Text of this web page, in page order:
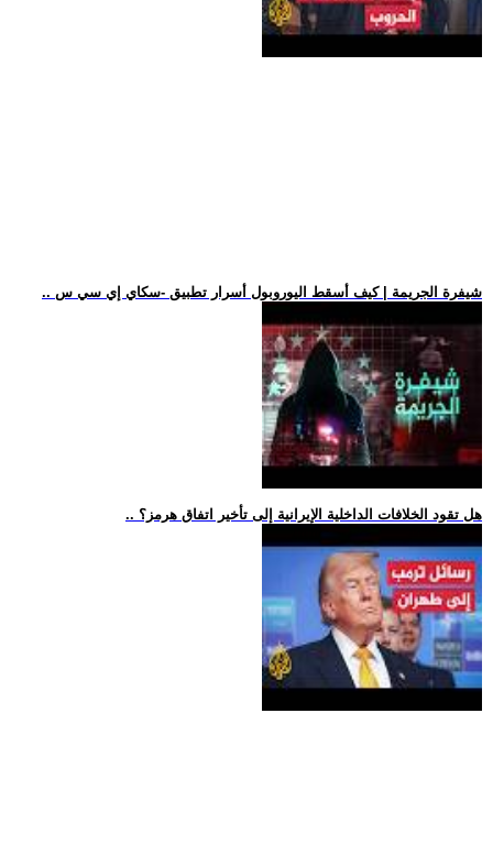
.. شيفرة الجريمة | كيف أسقط اليوروبول أسرار تطبيق -سكاي إي سي س
.. هل تقود الخلافات الداخلية الإيرانية إلى تأخير اتفاق هرمز؟